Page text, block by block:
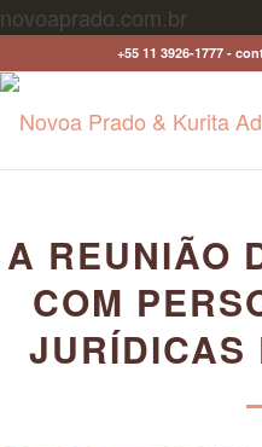
novoaprado.com.br
+55 11 3926-1777 -
A REUNIÃO
COM
JURÍDICAS